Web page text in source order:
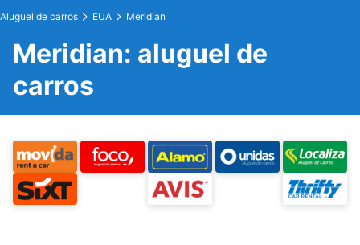
Aluguel de carros EUA Meridian
Meridian: aluguel de
carros